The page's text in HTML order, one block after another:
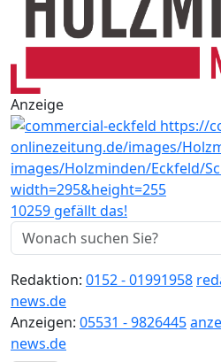
Anzeige
10259 gefällt das!
Redaktion: 0152 - 01991958
news.de
Anzeigen: 05531 - 9826445
news.de